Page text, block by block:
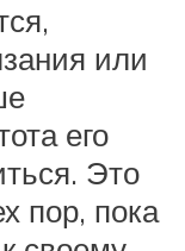
или
его
Это
пор, пока